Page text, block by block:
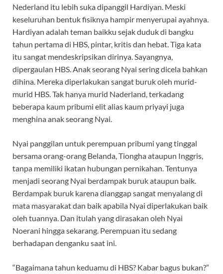
Nederland itu lebih suka dipanggil Hardiyan. Meski
keseluruhan bentuk fisiknya hampir menyerupai ayahnya.
Hardiyan adalah teman baikku sejak duduk di bangku
tahun pertama di HBS, pintar, kritis dan hebat. Tiga kata
itu sangat mendeskripsikan dirinya. Sayangnya,
dipergaulan HBS. Anak seorang Nyai sering dicela bahkan
dihina. Mereka diperlakukan sangat buruk oleh murid-
murid HBS. Tak hanya murid Naderland, terkadang
beberapa kaum pribumi elit alias kaum priyayi juga
menghina anak seorang Nyai.
Nyai panggilan untuk perempuan pribumi yang tinggal
bersama orang-orang Belanda, Tiongha ataupun Inggris,
tanpa memiliki ikatan hubungan pernikahan. Tentunya
menjadi seorang Nyai berdampak buruk ataupun baik.
Berdampak buruk karena dianggap sangat menyalang di
mata masyarakat dan baik apabila Nyai diperlakukan baik
oleh tuannya. Dan itulah yang dirasakan oleh Nyai
Noerani hingga sekarang. Perempuan itu sedang
berhadapan denganku saat ini.
“Bagaimana tahun keduamu di HBS? Kabar bagus bukan?”